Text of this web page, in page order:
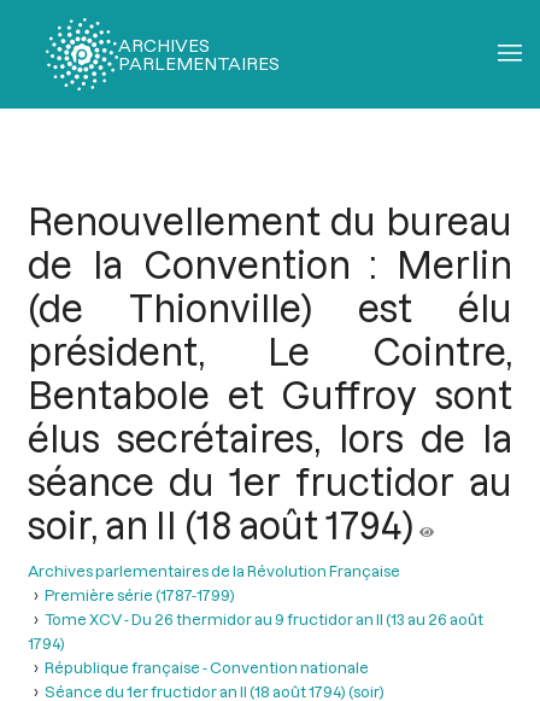
ARCHIVES
PARLEMENTAIRES
Renouvellement du bureau
de la Convention : Merlin
(de Thionville) est élu
président, Le Cointre,
Bentabole et Guffroy sont
élus secrétaires, lors de la
séance du 1er fructidor au
soir, an II (18 août 1794)
Archives parlementaires de la Révolution Française
Première série (1787-1799)
Tome XCV - Du 26 thermidor au 9 fructidor an II (13 au 26 août
1794)
République française - Convention nationale
Séance du 1er fructidor an II (18 août 1794) (soir)